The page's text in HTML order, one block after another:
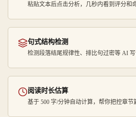
粘贴文本后点击分析，几秒内看到评分和
句式结构检测
检测段落结尾规律性、排比句过密等 AI 写
阅读时长估算
基于 500 字/分钟自动计算，帮你把控章节